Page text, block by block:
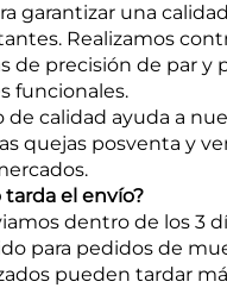
garantizar una
Realizamos
de precisión de par y
funcionales.
calidad ayuda a
quejas posventa y
el envío?
dentro de los 3
para pedidos de
pueden tardar